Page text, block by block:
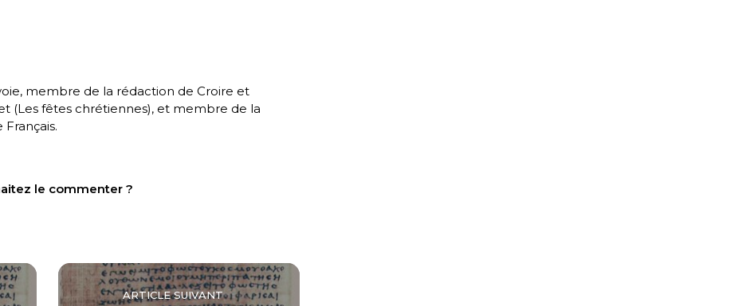
membre de la rédaction de Croire et
(Les fêtes chrétiennes), et membre de la
le commenter ?
ARTICLE SUIVANT